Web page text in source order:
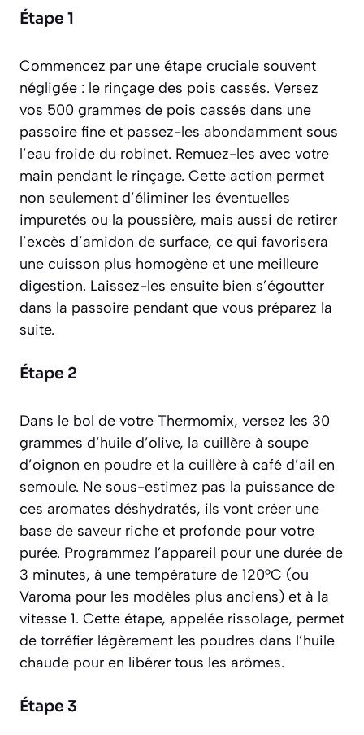
Étape 1
Commencez par une étape cruciale souvent
négligée : le rinçage des pois cassés. Versez
vos 500 grammes de pois cassés dans une
passoire fine et passez-les abondamment sous
l’eau froide du robinet. Remuez-les avec votre
main pendant le rinçage. Cette action permet
non seulement d’éliminer les éventuelles
impuretés ou la poussière, mais aussi de retirer
l’excès d’amidon de surface, ce qui favorisera
une cuisson plus homogène et une meilleure
digestion. Laissez-les ensuite bien s’égoutter
dans la passoire pendant que vous préparez la
suite.
Étape 2
Dans le bol de votre Thermomix, versez les 30
grammes d’huile d’olive, la cuillère à soupe
d’oignon en poudre et la cuillère à café d’ail en
semoule. Ne sous-estimez pas la puissance de
ces aromates déshydratés, ils vont créer une
base de saveur riche et profonde pour votre
purée. Programmez l’appareil pour une durée de
3 minutes, à une température de 120°C (ou
Varoma pour les modèles plus anciens) et à la
vitesse 1. Cette étape, appelée rissolage, permet
de torréfier légèrement les poudres dans l’huile
chaude pour en libérer tous les arômes.
Étape 3